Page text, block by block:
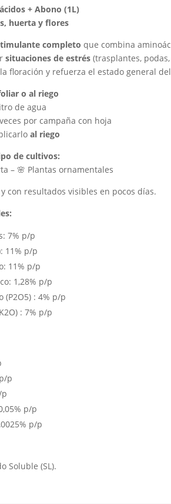
+ Abono (1L)
huerta y flores
completo que combina
situaciones de estrés (trasplantes,
floración y refuerza el estado general
o al riego
de agua
por campaña con hoja
al riego
de cultivos:
– 🌸 Plantas ornamentales
con resultados visibles en pocos días.
7% p/p
11% p/p
11% p/p
1,28% p/p
: 4% p/p
: 7% p/p
p
p
p/p
p/p
Soluble (SL).